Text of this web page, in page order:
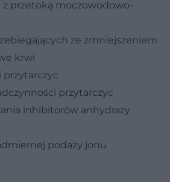
przetoką moczowodowo-
ze zmniejszeniem
krwi
przytarczyc
przytarczyc
inhibitorów anhydrazy
podaży jonu